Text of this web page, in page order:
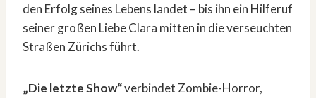
den Erfolg seines Lebens landet – bis ihn ein Hilferuf
seiner großen Liebe Clara mitten in die verseuchten
Straßen Zürichs führt.
„Die letzte Show“verbindet Zombie-Horror,